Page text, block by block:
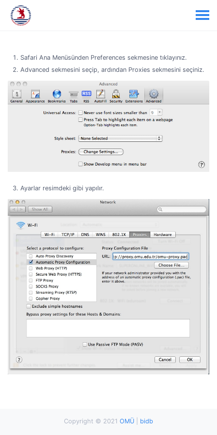
Safari Ana Menüsünden Preferences sekmesine tıklayınız.
Advanced sekmesini seçip, ardından Proxies sekmesini seçiniz.
Ayarlar resimdeki gibi yapılır.
Copyright © 2021 OMÜ bidb